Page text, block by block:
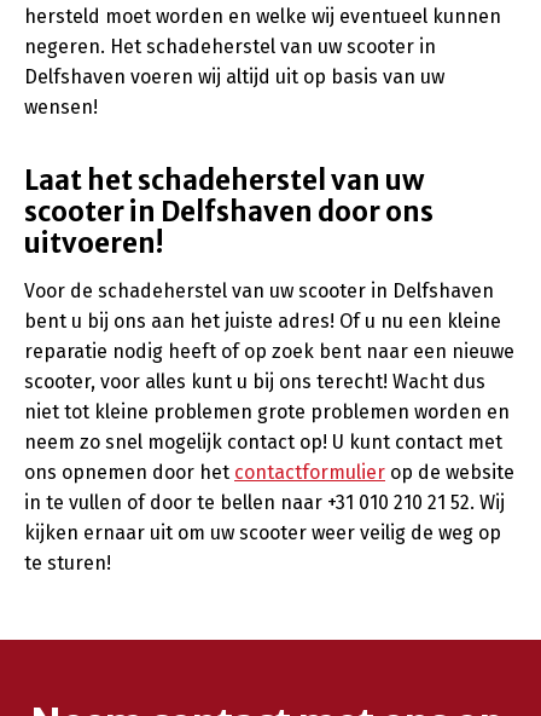
hersteld moet worden en welke wij eventueel kunnen
negeren. Het schadeherstel van uw scooter in
Delfshaven voeren wij altijd uit op basis van uw
wensen!
Laat het schadeherstel van uw
scooter in Delfshaven door ons
uitvoeren!
Voor de schadeherstel van uw scooter in Delfshaven
bent u bij ons aan het juiste adres! Of u nu een kleine
reparatie nodig heeft of op zoek bent naar een nieuwe
scooter, voor alles kunt u bij ons terecht! Wacht dus
niet tot kleine problemen grote problemen worden en
neem zo snel mogelijk contact op! U kunt contact met
ons opnemen door het contactformulier op de website
in te vullen of door te bellen naar +31 010 210 21 52. Wij
kijken ernaar uit om uw scooter weer veilig de weg op
te sturen!